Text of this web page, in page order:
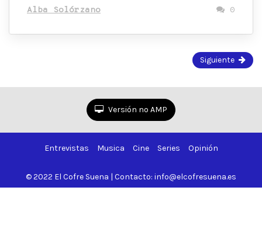
Alba Solórzano 0
Siguiente
Versión no AMP
Entrevistas Musica Cine Series Opinión
© 2022 El Cofre Suena | Contacto: info@elcofresuena.es